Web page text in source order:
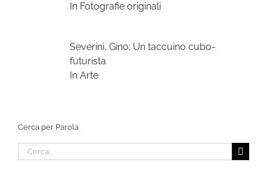
In Fotografie originali
Severini, Gino: Un taccuino cubo-
futurista
In Arte
Cerca per Parola
Cerca
per: